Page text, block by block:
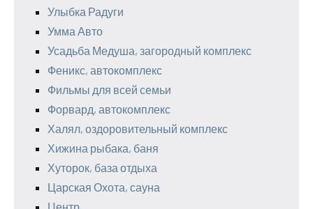
Улыбка Радуги
Умма Авто
Усадьба Медуша, загородный комплекс
Феникс, автокомплекс
Фильмы для всей семьи
Форвард, автокомплекс
Халял, оздоровительный комплекс
Хижина рыбака, баня
Хуторок, база отдыха
Царская Охота, сауна